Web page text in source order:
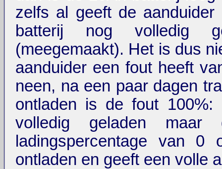
zelfs al geeft de
batterij nog volledig
(meegemaakt). Het is dus
aanduider een fout heeft
neen, na een paar dagen
ontladen is de fout
volledig geladen maar
ladingspercentage van 0
ontladen en geeft een volle